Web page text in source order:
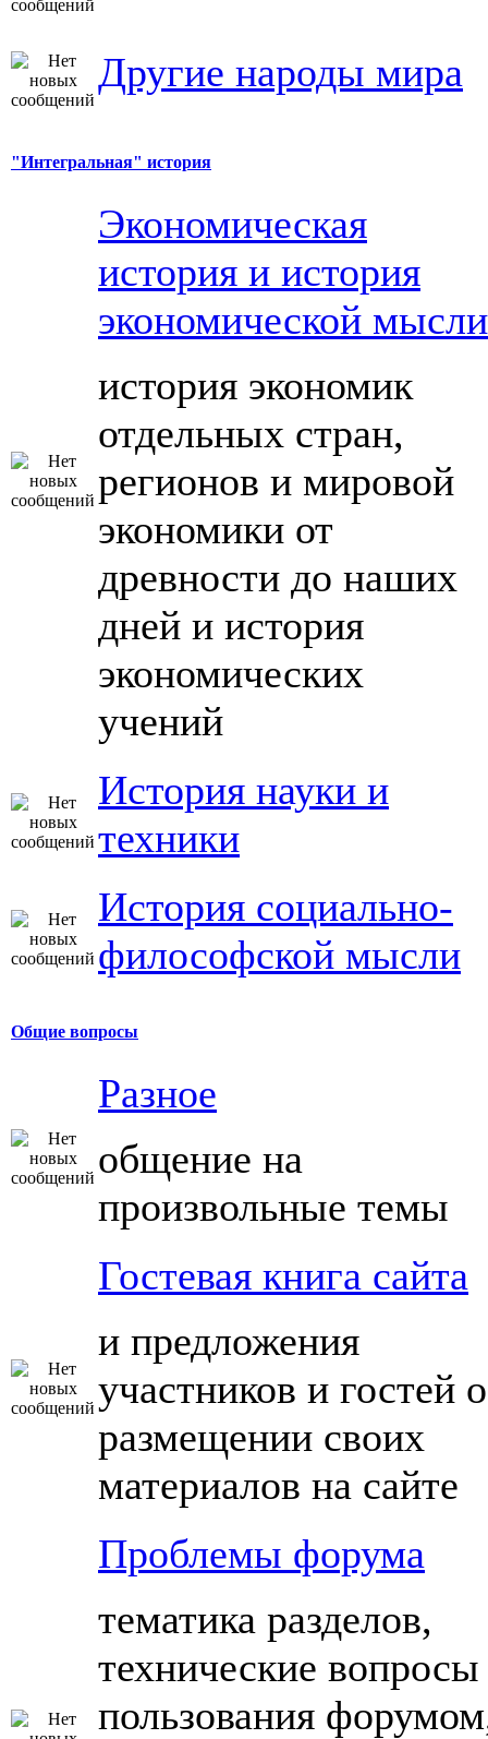
Другие народы мира
"Интегральная" история
Экономическая
история и история
экономической мысли
история экономик
отдельных стран,
регионов и мировой
экономики от
древности до наших
дней и история
экономических
учений
История науки и
техники
История социально-
философской мысли
Общие вопросы
Разное
общение на
произвольные темы
Гостевая книга сайта
и предложения
участников и гостей о
размещении своих
материалов на сайте
Проблемы форума
тематика разделов,
технические вопросы
пользования